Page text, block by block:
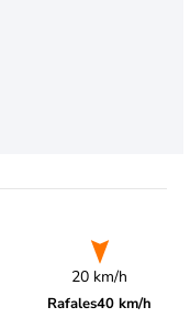
20 km/h
Rafales40 km/h